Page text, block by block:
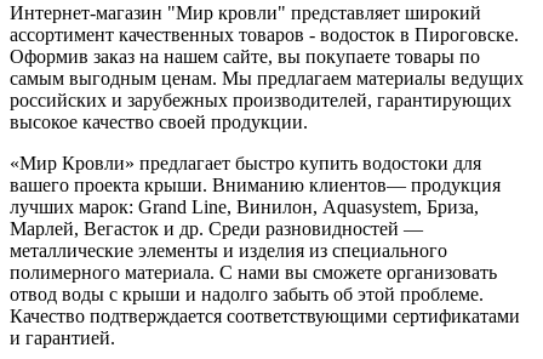
Интернет-магазин "Мир кровли" представляет широкий
ассортимент качественных товаров - водосток в Пироговске.
Оформив заказ на нашем сайте, вы покупаете товары по
самым выгодным ценам. Мы предлагаем материалы ведущих
российских и зарубежных производителей, гарантирующих
высокое качество своей продукции.
«Мир Кровли» предлагает быстро купить водостоки для
вашего проекта крыши. Вниманию клиентов— продукция
лучших марок: Grand Line, Винилон, Aquasystem, Бриза,
Марлей, Вегасток и др. Среди разновидностей —
металлические элементы и изделия из специального
полимерного материала. С нами вы сможете организовать
отвод воды с крыши и надолго забыть об этой проблеме.
Качество подтверждается соответствующими сертификатами
и гарантией.